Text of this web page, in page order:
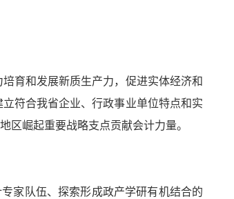
育和发展新质生产力，促进实体经济和
符合我省企业、行政事业单位特点和实
崛起重要战略支点贡献会计力量。
家队伍、探索形成政产学研有机结合的